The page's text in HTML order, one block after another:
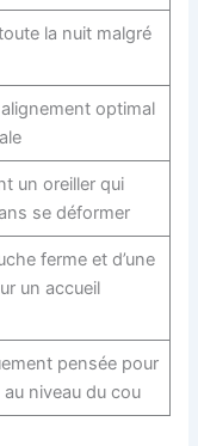
la nuit malgré
optimal
un oreiller qui
se déformer
ferme et d’une
un accueil
pensée pour
niveau du cou